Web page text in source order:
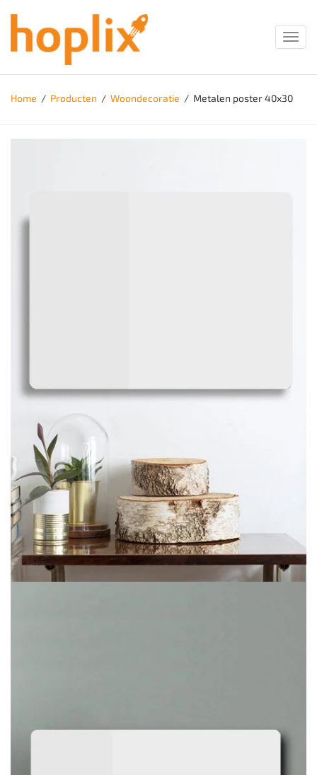
Home / Producten / Woondecoratie / Metalen poster 40x30